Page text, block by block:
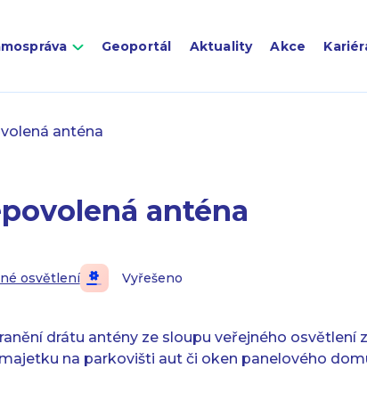
Geoportál Aktuality Akce
anténa
anténa
osvětlení Vyřešeno
drátu antény ze sloupu veřejného osvětlení
na parkovišti aut či oken panelového